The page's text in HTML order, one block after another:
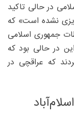
در حالی تاکید
نشده است» که
جمهوری اسلامی
در حالی بود که
که عراقچی در